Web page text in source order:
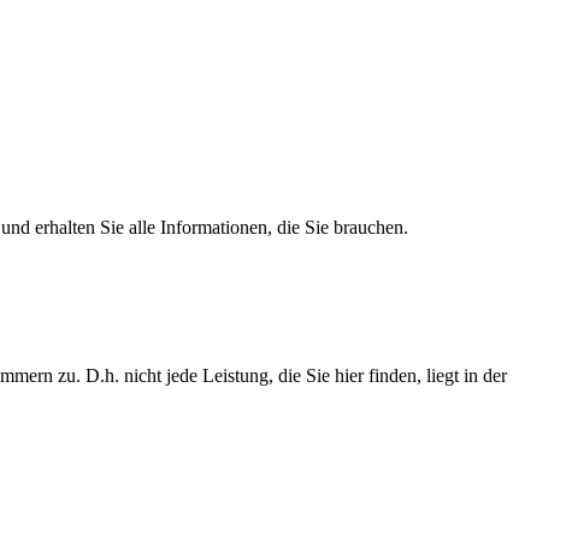
erhalten Sie alle Informationen, die Sie brauchen.
zu. D.h. nicht jede Leistung, die Sie hier finden, liegt in der